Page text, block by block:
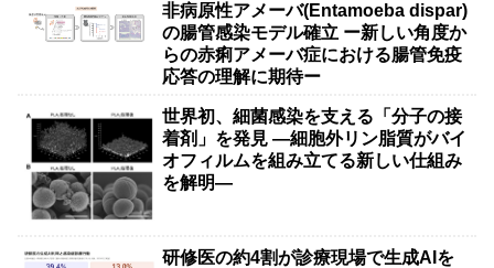
非病原性アメーバ(Entamoeba dispar)
の腸管感染モデル確立 ー新しい角度か
らの赤痢アメーバ症における腸管免疫
応答の理解に期待ー
世界初、細菌感染を支える「分子の接
着剤」を発見 ―細胞外リン脂質がバイ
オフィルムを組み立てる新しい仕組み
を解明―
研修医の約4割が診療現場で生成AIを